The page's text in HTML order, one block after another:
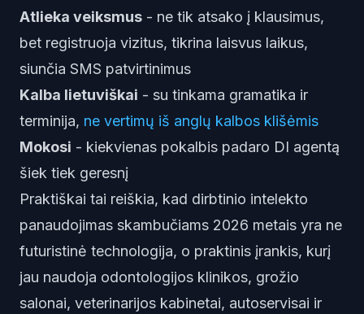
Atlieka veiksmus - ne tik atsako į klausimus,
bet registruoja vizitus, tikrina laisvus laikus,
siunčia SMS patvirtinimus
Kalba lietuviškai - su tinkama gramatika ir
terminija, ne vertimų iš anglų kalbos klišėmis
Mokosi - kiekvienas pokalbis padaro DI agentą
šiek tiek geresnį
Praktiškai tai reiškia, kad dirbtinio intelekto
panaudojimas skambučiams 2026 metais yra ne
futuristinė technologija, o praktinis įrankis, kurį
jau naudoja odontologijos klinikos, grožio
salonai, veterinarijos kabinetai, autoservisai ir